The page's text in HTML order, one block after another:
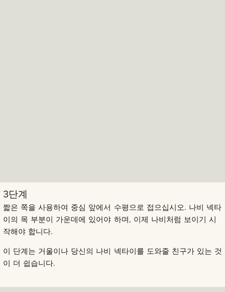
3단계
짧은 쪽을 사용하여 중심 앞에서 수평으로 접으십시오. 나비 넥타
이의 목 부분이 가운데에 있어야 하며, 이제 나비처럼 보이기 시
작해야 합니다.
이 단계는 거울이나 당신의 나비 넥타이를 도와줄 친구가 있는 것
이 더 쉽습니다.